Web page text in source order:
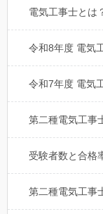
電気工事士とは
令和8年度 電気
令和7年度 電気
第二種電気工事
受験者数と合格
第二種電気工事